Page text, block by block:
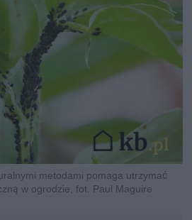
metodami pomaga utrzymać
w ogrodzie, fot. Paul Maguire